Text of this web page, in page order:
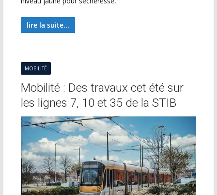
lire la suite...
MOBILITÉ
Mobilité : Des travaux cet été sur
les lignes 7, 10 et 35 de la STIB